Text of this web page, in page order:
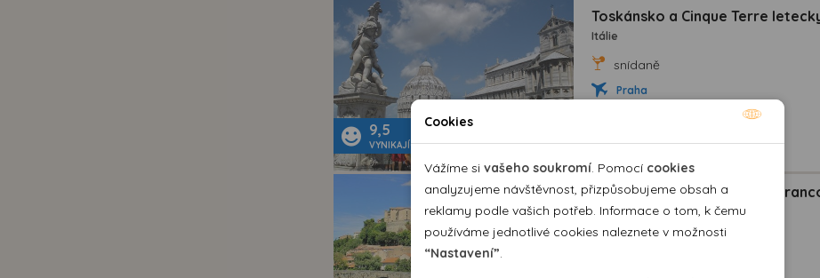
9,5
VYNIKAJÍCÍ
Toskánsko a Cinque Terre
Itálie
snídaně
Praha
Katarské hrady, Andorra a
Francie
NOVINKA
Cookies
Vážíme si vašeho soukromí. Pomocí cookies
analyzujeme návštěvnost, přizpůsobujeme obsah a
reklamy podle vašich potřeb. Informace o tom, k čemu
používáme jednotlivé cookies naleznete v možnosti
“Nastavení”.
Nutné cookies pomáhají, aby byla webová stránka
použitelná tak, že umožní základní funkce jako navigace
stránky a přístup k zabezpečeným sekcím webové stránky.
Webová stránka nemůže správně fungovat bez těchto
cookies.